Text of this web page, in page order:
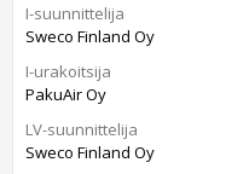
I-suunnittelija
Sweco Finland Oy
I-urakoitsija
PakuAir Oy
LV-suunnittelija
Sweco Finland Oy